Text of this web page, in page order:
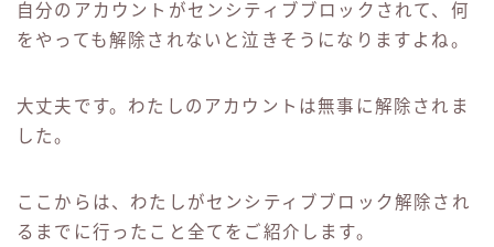
自分のアカウントがセンシティブブロックされて、何
をやっても解除されないと泣きそうになりますよね。
大丈夫です。わたしのアカウントは無事に解除されま
した。
ここからは、わたしがセンシティブブロック解除され
るまでに行ったこと全てをご紹介します。